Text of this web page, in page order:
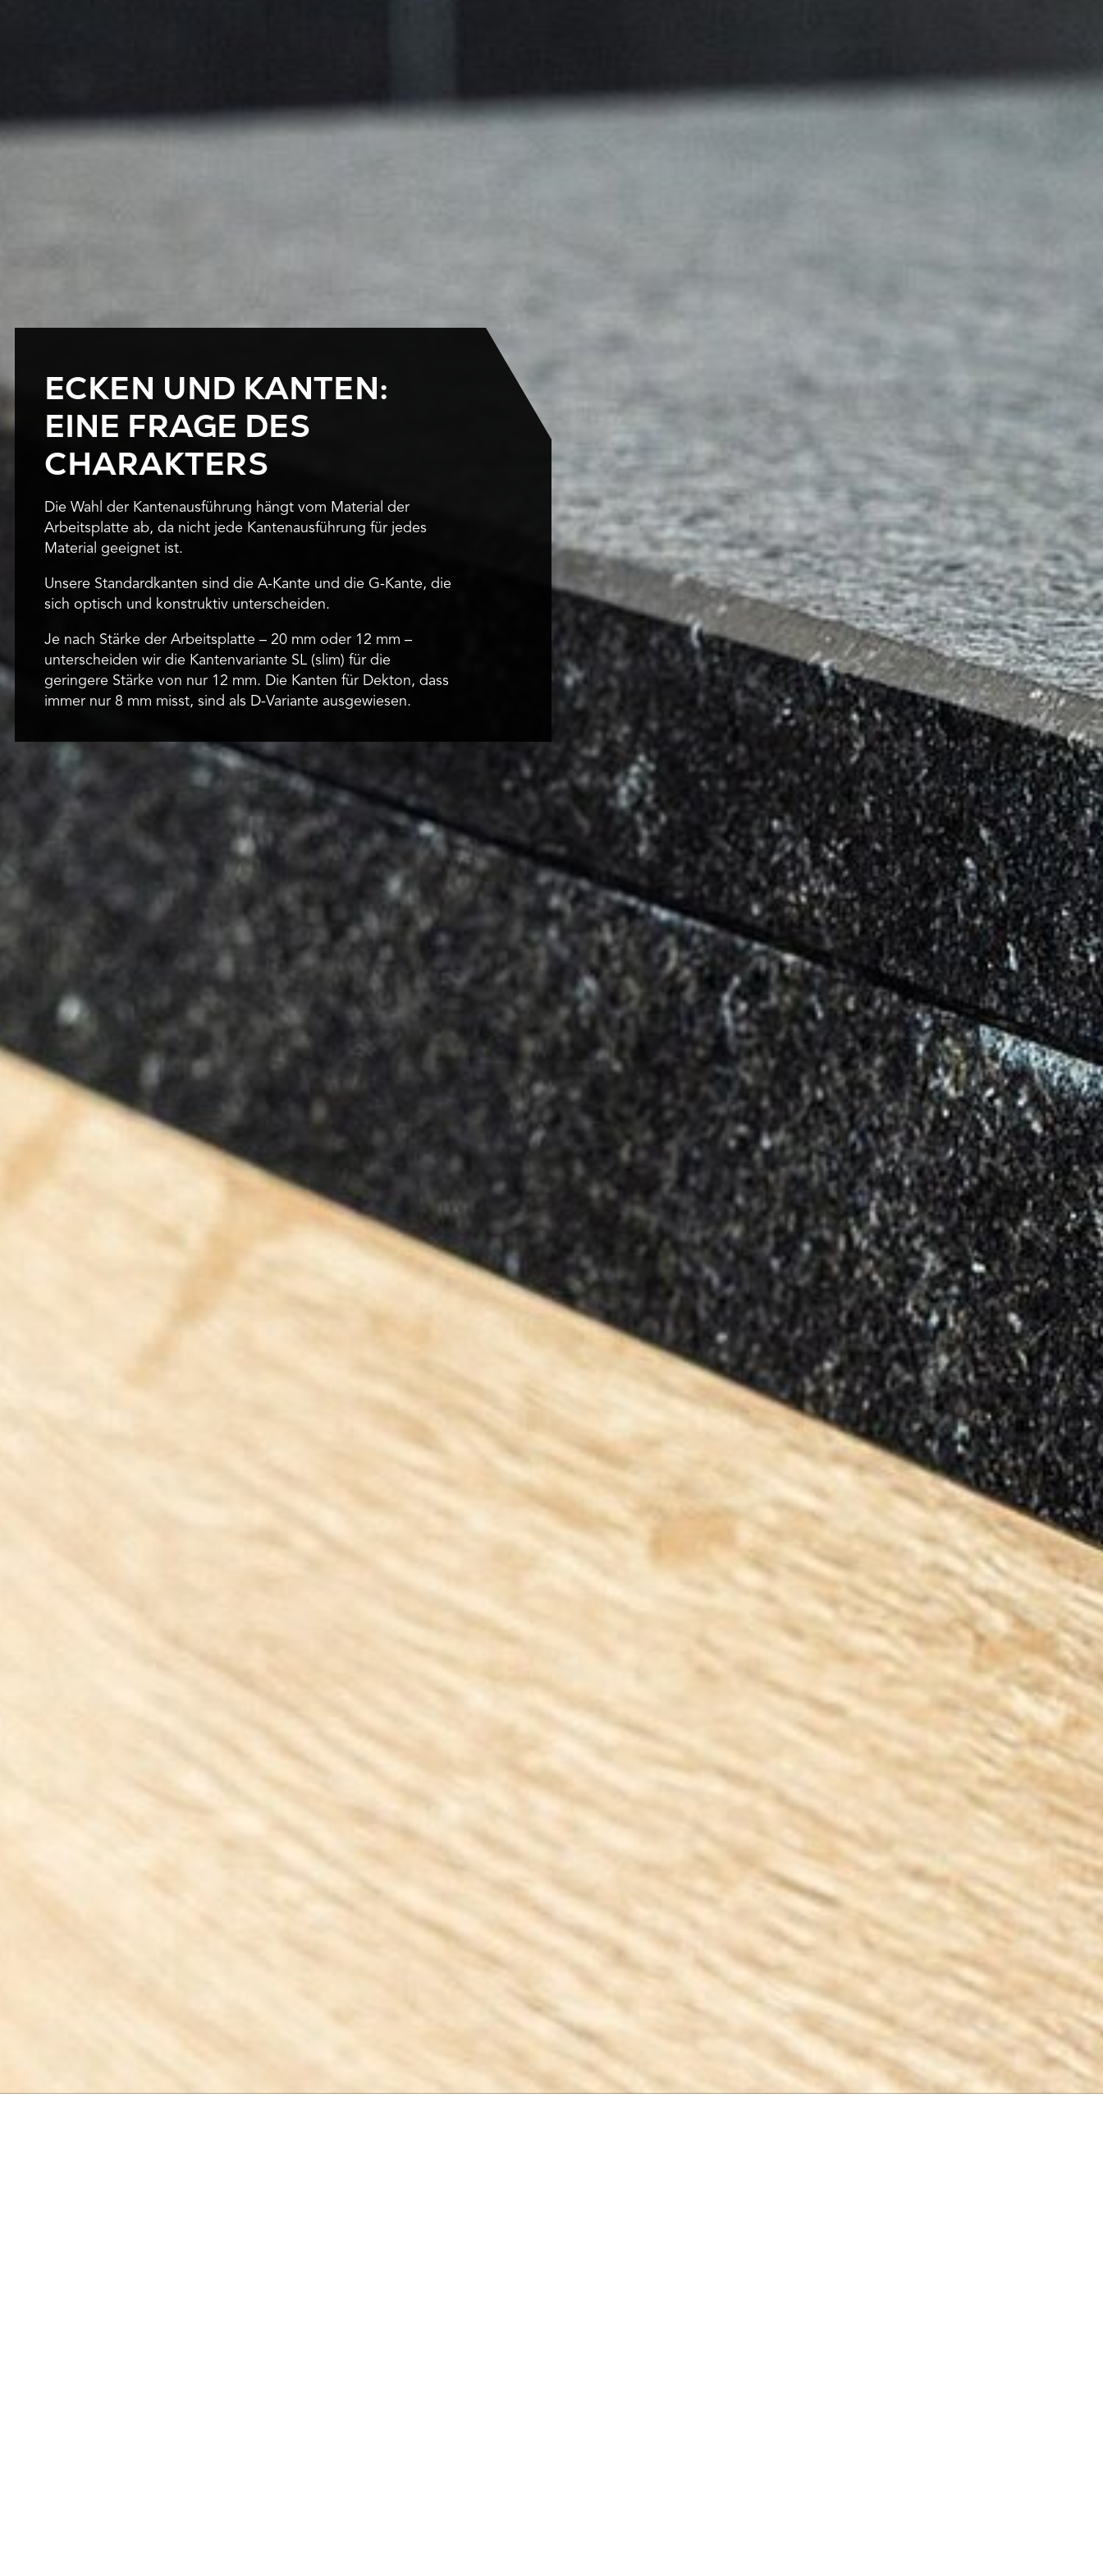
ECKEN UND KANTEN:
EINE FRAGE DES
CHARAKTERS
Die Wahl der Kantenausführung hängt vom Material der
Arbeitsplatte ab, da nicht jede Kantenausführung für jedes
Material geeignet ist.
Unsere Standardkanten sind die A-Kante und die G-Kante, die
sich optisch und konstruktiv unterscheiden.
Je nach Stärke der Arbeitsplatte – 20 mm oder 12 mm –
unterscheiden wir die Kantenvariante SL (slim) für die
geringere Stärke von nur 12 mm. Die Kanten für Dekton, dass
immer nur 8 mm misst, sind als D-Variante ausgewiesen.